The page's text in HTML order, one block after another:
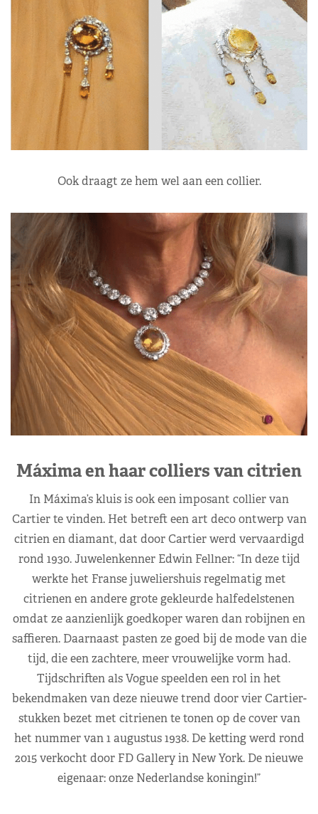
Ook draagt ze hem wel aan een collier.
Máxima en haar colliers van citrien
In Máxima’s kluis is ook een imposant collier van
Cartier te vinden. Het betreft een art deco ontwerp van
citrien en diamant, dat door Cartier werd vervaardigd
rond 1930. Juwelenkenner Edwin Fellner: “In deze tijd
werkte het Franse juweliershuis regelmatig met
citrienen en andere grote gekleurde halfedelstenen
omdat ze aanzienlijk goedkoper waren dan robijnen en
saffieren. Daarnaast pasten ze goed bij de mode van die
tijd, die een zachtere, meer vrouwelijke vorm had.
Tijdschriften als Vogue speelden een rol in het
bekendmaken van deze nieuwe trend door vier Cartier-
stukken bezet met citrienen te tonen op de cover van
het nummer van 1 augustus 1938. De ketting werd rond
2015 verkocht door FD Gallery in New York. De nieuwe
eigenaar: onze Nederlandse koningin!”